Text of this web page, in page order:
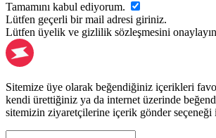
Tamamını kabul ediyorum.
Lütfen geçerli bir mail adresi giriniz.
Lütfen üyelik ve gizlilik sözleşmesini
Sitemize üye olarak beğendiğiniz içerikleri
kendi ürettiğiniz ya da internet üzerinde
sitemizin ziyaretçilerine içerik gönder